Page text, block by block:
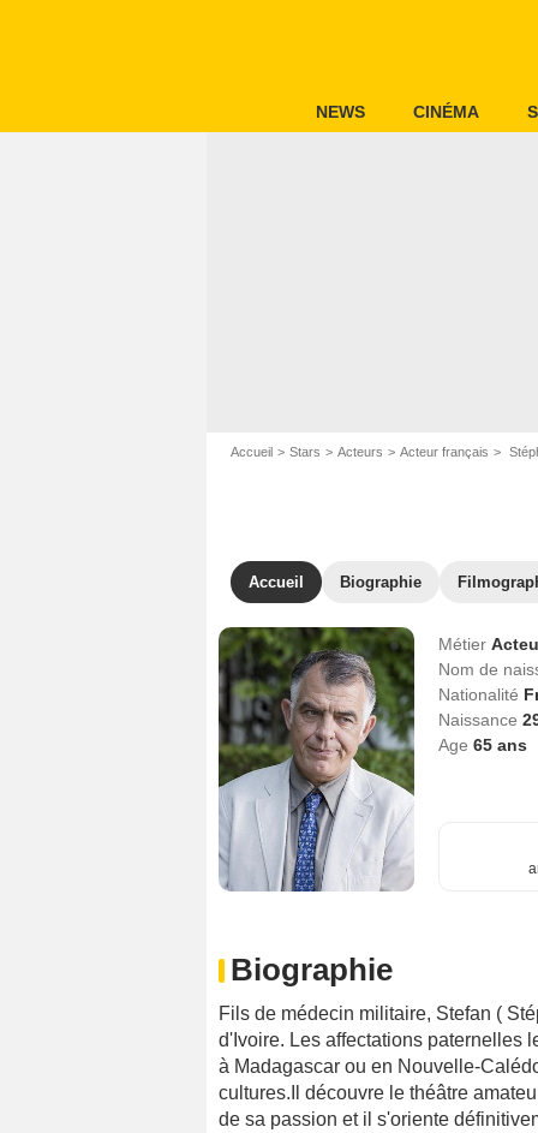
NEWS CINÉMA
Accueil Stars Acteurs Acteur français
Accueil Biographie
Métier
Nom de
Nationalité
Naissance
Age 65ans
Biographie
Fils de médecin militaire, Stefan (
d'Ivoire. Les affectations paternelles
à Madagascar ou en Nouvelle-
cultures.Il découvre le théâtre
de sa passion et il s'oriente